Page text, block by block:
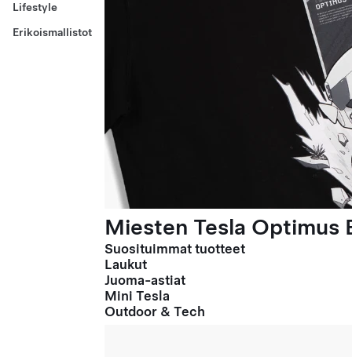
Lifestyle
Erikoismallistot
Miesten Tesla
Suosituimmat tuotteet
Laukut
Juoma-astiat
Mini Tesla
Outdoor & Tech